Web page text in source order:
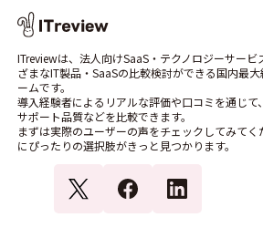
ITreviewは、法人向けSaaS・テクノロジーサー
ざまなIT製品・SaaSの比較検討ができる国内最
ームです。
導入経験者によるリアルな評価や口コミを通じて
サポート品質などを比較できます。
まずは実際のユーザーの声をチェックしてみて
にぴったりの選択肢がきっと見つかります。